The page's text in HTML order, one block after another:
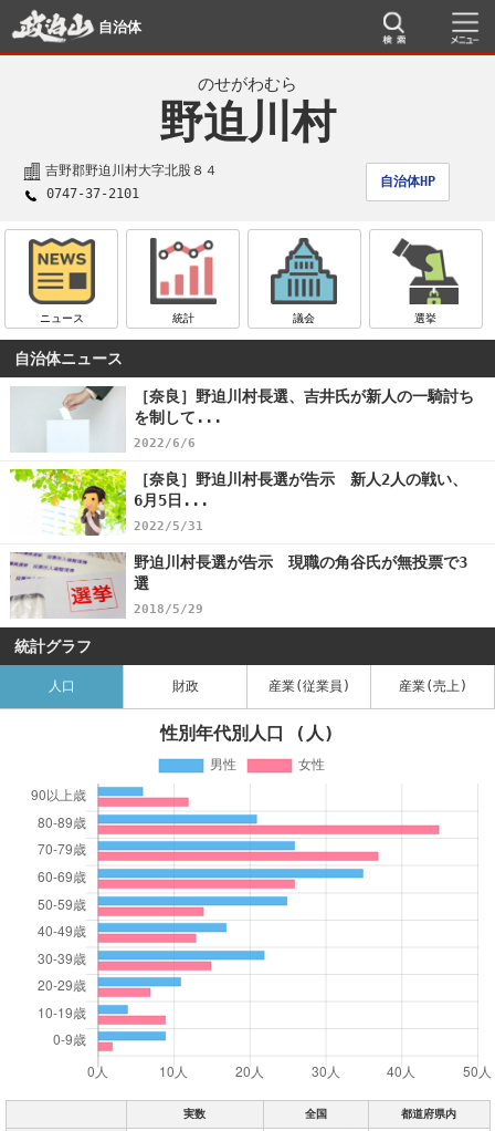
自治体
のせがわむら
野迫川村
吉野郡野迫川村大字北股８４
自治体HP
0747-37-2101
ニュース 統計 議会 選挙
自治体ニュース
［奈良］野迫川村長選、吉井氏が新人の一騎討ち
を制して...
2022/6/6
［奈良］野迫川村長選が告示 新人2人の戦い、
6月5日...
2022/5/31
野迫川村長選が告示 現職の角谷氏が無投票で3
選
2018/5/29
統計グラフ
人口 財政 産業(従業員) 産業(売上)
性別年代別人口 (人)
実数 全国 都道府県内